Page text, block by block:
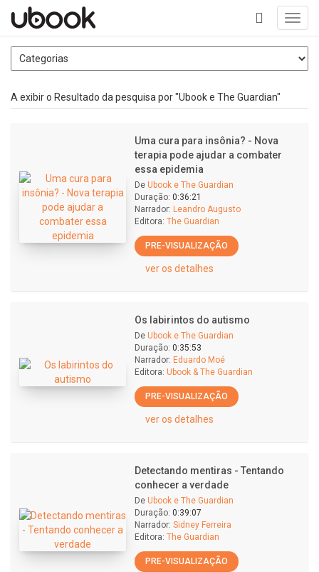
+
A exibir o Resultado da pesquisa por "Ubook e The Guardian"
Uma cura para insônia? - Nova
terapia pode ajudar a combater
essa epidemia
De Ubook e The Guardian
Duração: 0:36:21
Narrador: Leandro Augusto
Editora: The Guardian
PRE-VISUALIZAÇÃO
ver os detalhes
Os labirintos do autismo
De Ubook e The Guardian
Duração: 0:35:53
Narrador: Eduardo Moé
Editora: Ubook & The Guardian
PRE-VISUALIZAÇÃO
ver os detalhes
Detectando mentiras - Tentando
conhecer a verdade
De Ubook e The Guardian
Duração: 0:39:07
Narrador: Sidney Ferreira
Editora: The Guardian
PRE-VISUALIZAÇÃO